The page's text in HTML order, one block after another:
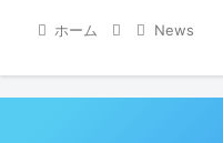
ホーム News